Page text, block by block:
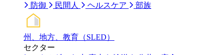
防御
民間人 ヘルスケア 部族
州、地方、教育（SLED）
セクター